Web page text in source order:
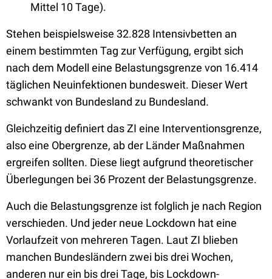
Mittel 10 Tage).
Stehen beispielsweise 32.828 Intensivbetten an
einem bestimmten Tag zur Verfügung, ergibt sich
nach dem Modell eine Belastungsgrenze von 16.414
täglichen Neuinfektionen bundesweit. Dieser Wert
schwankt von Bundesland zu Bundesland.
Gleichzeitig definiert das ZI eine Interventionsgrenze,
also eine Obergrenze, ab der Länder Maßnahmen
ergreifen sollten. Diese liegt aufgrund theoretischer
Überlegungen bei 36 Prozent der Belastungsgrenze.
Auch die Belastungsgrenze ist folglich je nach Region
verschieden. Und jeder neue Lockdown hat eine
Vorlaufzeit von mehreren Tagen. Laut ZI blieben
manchen Bundesländern zwei bis drei Wochen,
anderen nur ein bis drei Tage, bis Lockdown-